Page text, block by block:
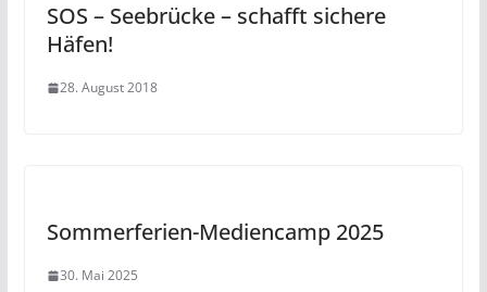
SOS – Seebrücke – schafft sichere
Häfen!
28. August 2018
Sommerferien-Mediencamp 2025
30. Mai 2025